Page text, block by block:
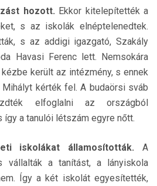
hozott. Ekkor kitelepítették a
s az iskolák elnéptelenedtek.
s az addigi igazgató, Szakály
Havasi Ferenc lett. Nemsokára
került az intézmény, s ennek
kérték fel. A budaörsi sváb
elfoglalni az országból
a tanulói létszám egyre nőtt.
iskolákat államosították. A
vállalták a tanítást, a lányiskola
Így a két iskolát egyesítették,